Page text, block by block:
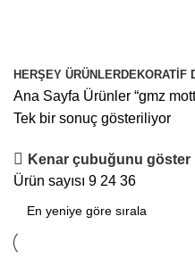
HERŞEY ÜRÜNLERDEKORATIF
Ana Sayfa Ürünler “gmz
Tek bir sonuç gösteriliyor
Kenar çubuğunu göster
Ürün sayısı 9 24 36